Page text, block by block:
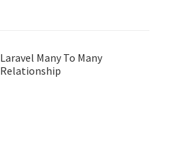
Laravel Many To Many
Relationship